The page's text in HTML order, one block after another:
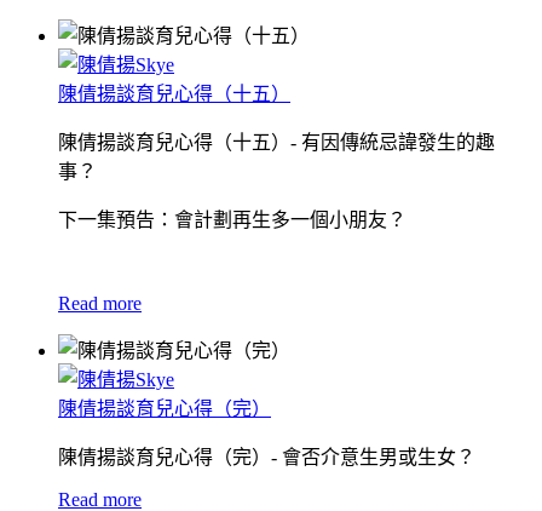
陳倩揚談育兒心得（十五）
陳倩揚談育兒心得（十五）- 有因傳統忌諱發生的趣
事？
下一集預告：會計劃再生多一個小朋友？
Read more
陳倩揚談育兒心得（完）
陳倩揚談育兒心得（完）- 會否介意生男或生女？
Read more